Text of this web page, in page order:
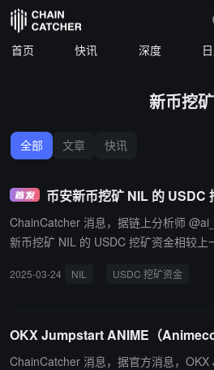
首页 快讯 深度
新币挖矿
全部 文章 快讯
币安新币挖矿 NIL 的 USDC
ChainCatcher 消息，据链上分析师
新币挖矿 NIL 的 USDC 挖矿资金相较
2025-03-24 NIL USDC 挖矿资金
OKX Jumpstart ANIME（
ChainCatcher 消息，据官方消息，